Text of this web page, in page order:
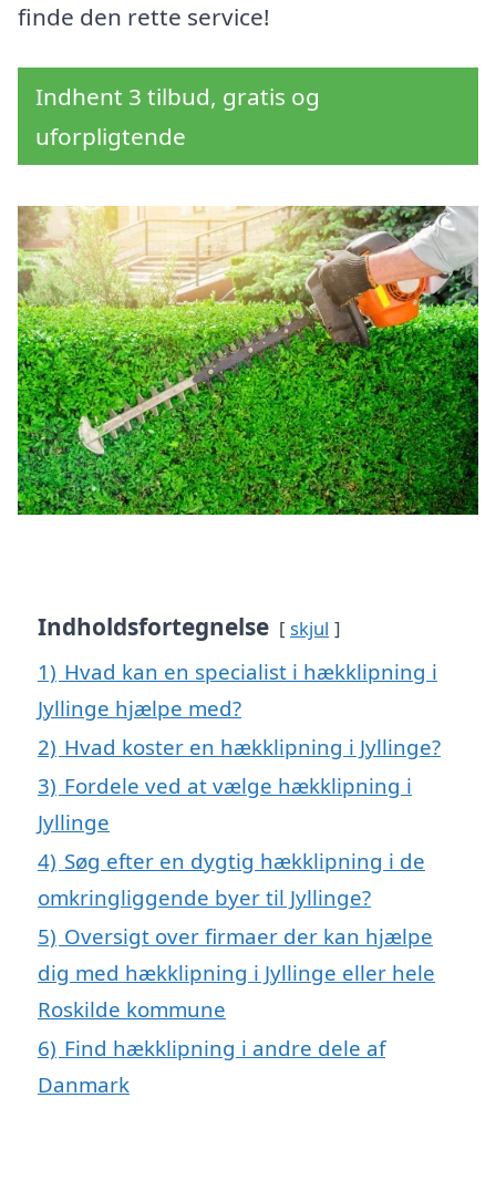
finde den rette service!
Indhent 3 tilbud, gratis og
uforpligtende
Indholdsfortegnelse skjul
1) Hvad kan en specialist i hækklipning i
Jyllinge hjælpe med?
2) Hvad koster en hækklipning i Jyllinge?
3) Fordele ved at vælge hækklipning i
Jyllinge
4) Søg efter en dygtig hækklipning i de
omkringliggende byer til Jyllinge?
5) Oversigt over firmaer der kan hjælpe
dig med hækklipning i Jyllinge eller hele
Roskilde kommune
6) Find hækklipning i andre dele af
Danmark